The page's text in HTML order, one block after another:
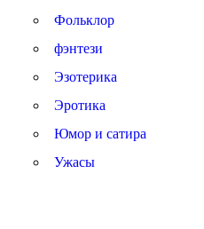
Фольклор
фэнтези
Эзотерика
Эротика
Юмор и сатира
Ужасы